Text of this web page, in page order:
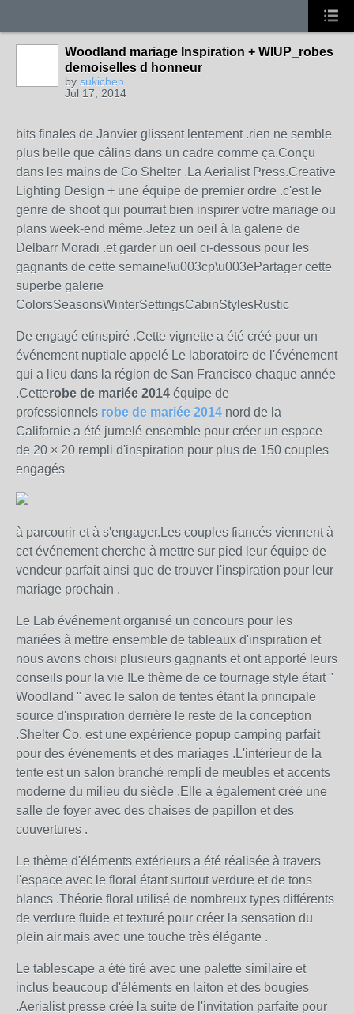
Woodland mariage Inspiration + WIUP_robes
demoiselles d honneur
by sukichen
Jul 17, 2014
bits finales de Janvier glissent lentement .rien ne semble
plus belle que câlins dans un cadre comme ça.Conçu
dans les mains de Co Shelter .La Aerialist Press.Creative
Lighting Design + une équipe de premier ordre .c'est le
genre de shoot qui pourrait bien inspirer votre mariage ou
plans week-end même.Jetez un oeil à la galerie de
Delbarr Moradi .et garder un oeil ci-dessous pour les
gagnants de cette semaine!\u003cp\u003ePartager cette
superbe galerie
ColorsSeasonsWinterSettingsCabinStylesRustic
De engagé etinspiré .Cette vignette a été créé pour un
événement nuptiale appelé Le laboratoire de l'événement
qui a lieu dans la région de San Francisco chaque année
.Cetterobe de mariée 2014 équipe de
professionnels robe de mariée 2014 nord de la
Californie a été jumelé ensemble pour créer un espace
de 20 × 20 rempli d'inspiration pour plus de 150 couples
engagés
à parcourir et à s'engager.Les couples fiancés viennent à
cet événement cherche à mettre sur pied leur équipe de
vendeur parfait ainsi que de trouver l'inspiration pour leur
mariage prochain .
Le Lab événement organisé un concours pour les
mariées à mettre ensemble de tableaux d'inspiration et
nous avons choisi plusieurs gagnants et ont apporté leurs
conseils pour la vie !Le thème de ce tournage style était "
Woodland " avec le salon de tentes étant la principale
source d'inspiration derrière le reste de la conception
.Shelter Co. est une expérience popup camping parfait
pour des événements et des mariages .L'intérieur de la
tente est un salon branché rempli de meubles et accents
moderne du milieu du siècle .Elle a également créé une
salle de foyer avec des chaises de papillon et des
couvertures .
Le thème d'éléments extérieurs a été réalisée à travers
l'espace avec le floral étant surtout verdure et de tons
blancs .Théorie floral utilisé de nombreux types différents
de verdure fluide et texturé pour créer la sensation du
plein air.mais avec une touche très élégante .
Le tablescape a été tiré avec une palette similaire et
inclus beaucoup d'éléments en laiton et des bougies
.Aerialist presse créé la suite de l'invitation parfaite pour